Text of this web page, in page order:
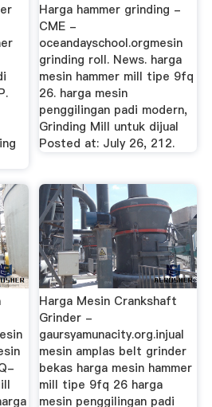
Harga hammer grinding -
CME -
oceandayschool.orgmesin
grinding roll. News. harga
mesin hammer mill tipe 9fq
26. harga mesin
penggilingan padi modern,
Grinding Mill untuk dijual
Posted at: July 26, 212.
Harga Mesin Crankshaft
Grinder -
gaursyamunacity.org.injual
mesin amplas belt grinder
bekas harga mesin hammer
mill tipe 9fq 26 harga
mesin penggilingan padi